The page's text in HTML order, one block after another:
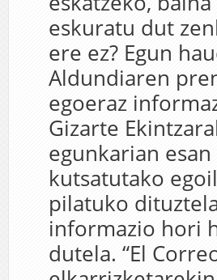
eskuratu dut
ere ez? Egun
Aldundiaren
egoeraz
Gizarte
egunkarian
kutsatutako
pilatuko
informazio hori
dutela. “El